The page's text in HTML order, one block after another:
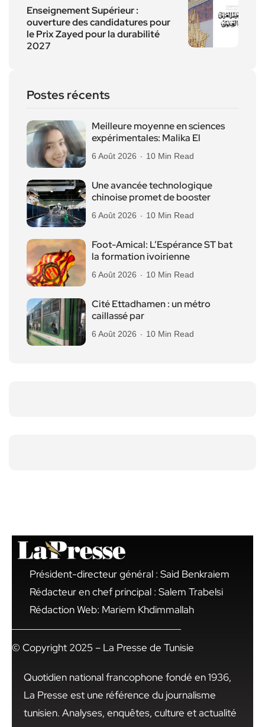
Enseignement Supérieur :
ouverture des candidatures pour
le Prix Zayed pour la durabilité
2027
Postes récents
Meilleure moyenne en sciences
expérimentales: Malika El
6 Août 2026 10 Min Read
Une avancée technologique
chinoise promet de booster
6 Août 2026 10 Min Read
Foot-Amical: L’Espérance ST bat
la formation ivoirienne
6 Août 2026 10 Min Read
Cité Ettadhamen : un métro
caillassé par
6 Août 2026 10 Min Read
Président-directeur général : Said Benkraiem
Rédacteur en chef principal : Salem Trabelsi
Rédaction Web: Mariem Khdimmallah
© Copyright 2025 – La Presse de Tunisie
Quotidien national francophone fondé en 1936,
La Presse est une référence du journalisme
tunisien. Analyses, enquêtes, culture et actualité